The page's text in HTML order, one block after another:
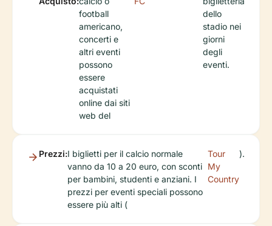
football
americano,
concerti e
altri eventi
possono
essere
acquistati
online dai siti
web del
dello
stadio nei
giorni
degli
eventi.
Prezzi:I biglietti per il calcio normale
vanno da 10 a 20 euro, con sconti
per bambini, studenti e anziani. I
prezzi per eventi speciali possono
essere più alti (
Tour
My
Country
).